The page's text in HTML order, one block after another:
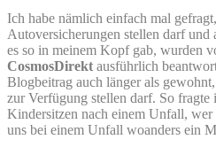
Ich habe nämlich einfach mal
Autoversicherungen stellen darf und
es so in meinem Kopf gab, wurden
CosmosDirekt ausführlich
Blogbeitrag auch länger als
zur Verfügung stellen darf. So fragte
Kindersitzen nach einem Unfall, wer
uns bei einem Unfall woanders ein